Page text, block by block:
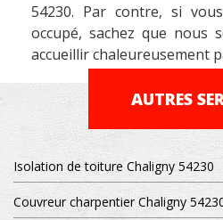
54230. Par contre, si
occupé, sachez que nous
accueillir chaleureusement
AUTRES
Isolation de toiture Chaligny 54230
Couvreur charpentier Chaligny